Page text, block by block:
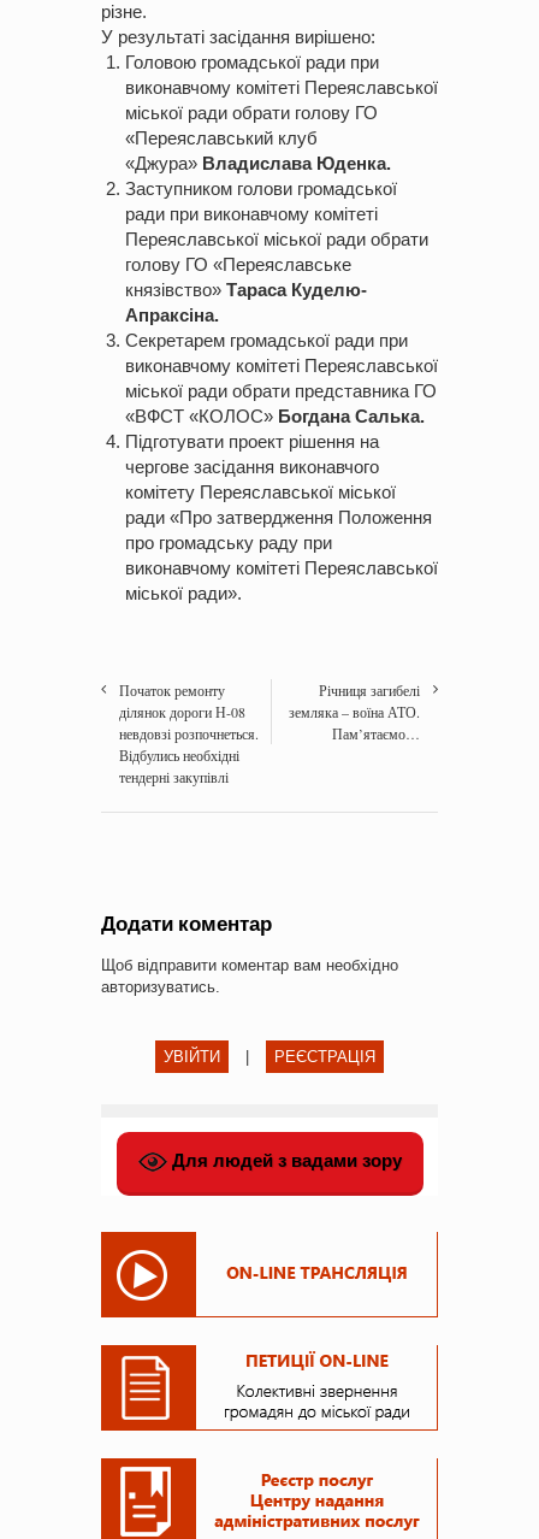
різне.
У результаті засідання вирішено:
Головою громадської ради при
виконавчому комітеті Переяславської
міської ради обрати голову ГО
«Переяславський клуб
«Джура» Владислава Юденка.
Заступником голови громадської
ради при виконавчому комітеті
Переяславської міської ради обрати
голову ГО «Переяславське
князівство» Тараса Куделю-
Апраксіна.
Секретарем громадської ради при
виконавчому комітеті Переяславської
міської ради обрати представника ГО
«ВФСТ «КОЛОС» Богдана Салька.
Підготувати проект рішення на
чергове засідання виконавчого
комітету Переяславської міської
ради «Про затвердження Положення
про громадську раду при
виконавчому комітеті Переяславської
міської ради».
Початок ремонту
ділянок дороги Н-08
невдовзі розпочнеться.
Відбулись необхідні
тендерні закупівлі
Річниця загибелі
земляка – воїна АТО.
Пам’ятаємо…
Додати коментар
Щоб відправити коментар вам необхідно
авторизуватись.
УВІЙТИ РЕЄСТРАЦІЯ
Для людей з вадами зору